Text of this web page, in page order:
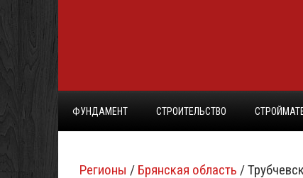
ФУНДАМЕНТ СТРОИТЕЛЬСТВО
Регионы / Брянская область /